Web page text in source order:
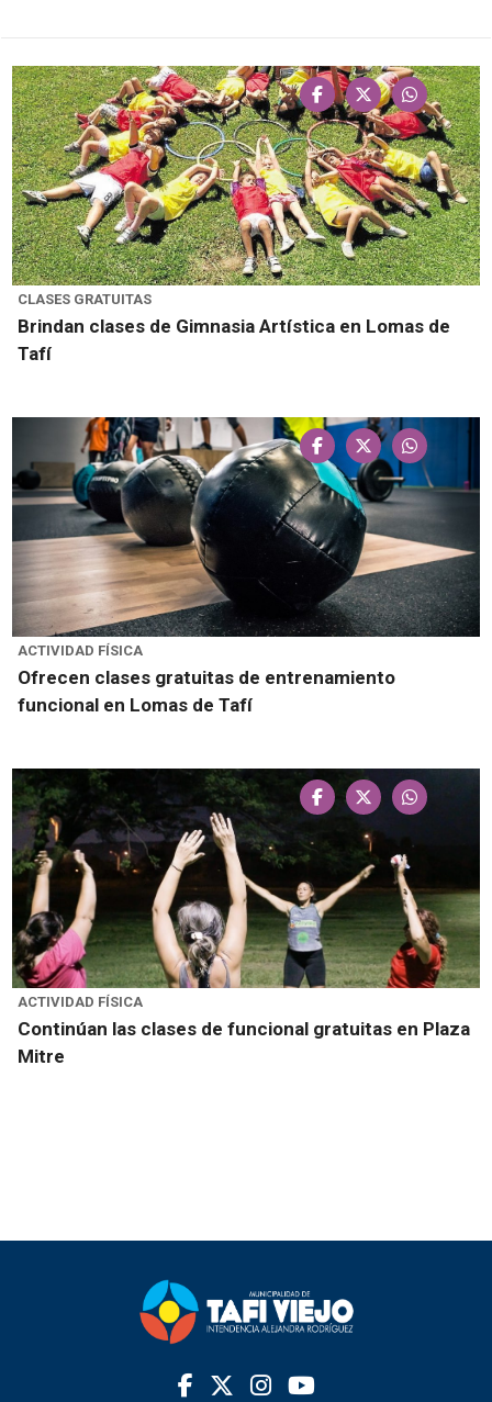
CLASES GRATUITAS
Brindan clases de Gimnasia Artística en Lomas de
Tafí
ACTIVIDAD FÍSICA
Ofrecen clases gratuitas de entrenamiento
funcional en Lomas de Tafí
ACTIVIDAD FÍSICA
Continúan las clases de funcional gratuitas en Plaza
Mitre